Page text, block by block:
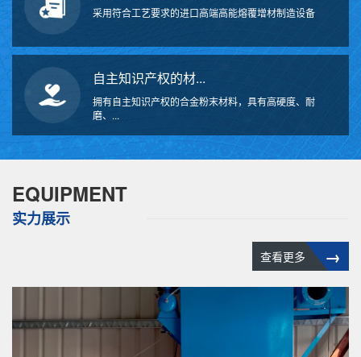
采用符合工艺要求的进口高端高能熔覆增材制造设备
自主知识产权的材...
拥有自主知识产权的合金粉末材料，具有高硬度、耐
磨、...
EQUIPMENT
实力展示
→
查看更多